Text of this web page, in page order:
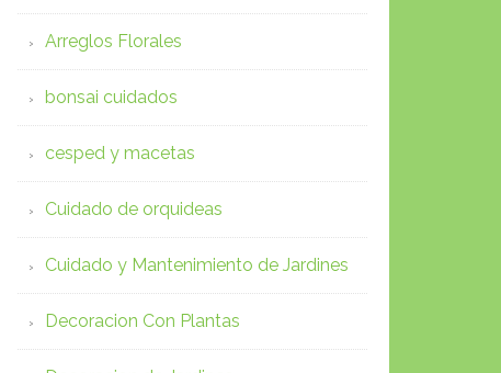
Arreglos Florales
bonsai cuidados
cesped y macetas
Cuidado de orquideas
Cuidado y Mantenimiento de Jardines
Decoracion Con Plantas